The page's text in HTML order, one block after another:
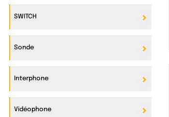
SWITCH
Sonde
Interphone
Vidéophone